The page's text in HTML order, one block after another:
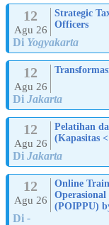
12
Agu 26
Strategic
Officers
Di Yogyakarta
12
Agu 26
Di Jakarta
12
Agu 26
Pelatihan
(Kapasitas
Di Jakarta
12
Agu 26
Online
Operasional
(POIPPU)
Di -